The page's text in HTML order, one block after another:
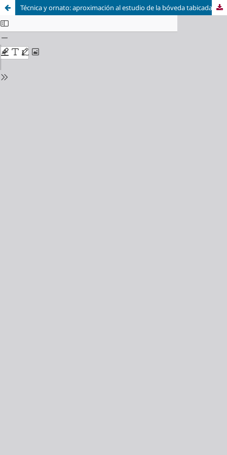
Técnica y ornato: aproximación al estudio de la bóveda tabicada en Aragón y su decoración a lo largo de los siglos XVI y XVII